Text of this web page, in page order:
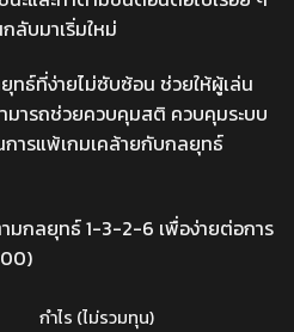
ลับมาเริ่มใหม่
ทธ์ที่ง่ายไม่ซับซ้อน ช่วยให้ผู้เล่น
ามารถช่วยควบคุมสติ ควบคุมระบบ
การแพ้เกมเคล้ายกับกลยุทธ์
มกลยุทธ์ 1-3-2-6 เพื่อง่ายต่อการ
กำไร (ไม่รวมทุน)